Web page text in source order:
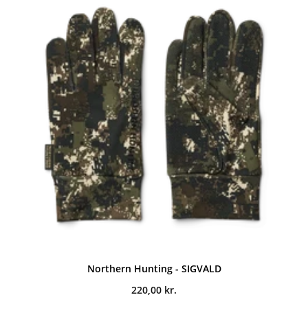
Northern Hunting - SIGVALD
220,00 kr.